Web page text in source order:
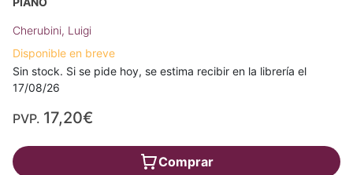
Cherubini, Luigi
Disponible en breve
Sin stock. Si se pide hoy, se estima recibir en la librería el
17/08/26
PVP. 17,20€
Comprar